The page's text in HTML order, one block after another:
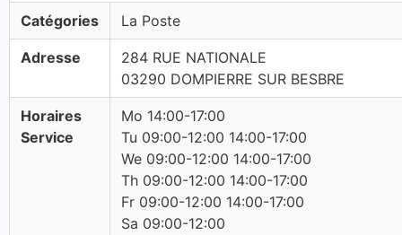
Catégories La Poste
Adresse
284 RUE NATIONALE
03290 DOMPIERRE SUR BESBRE
Horaires
Service
Mo 14:00-17:00
Tu 09:00-12:00 14:00-17:00
We 09:00-12:00 14:00-17:00
Th 09:00-12:00 14:00-17:00
Fr 09:00-12:00 14:00-17:00
Sa 09:00-12:00